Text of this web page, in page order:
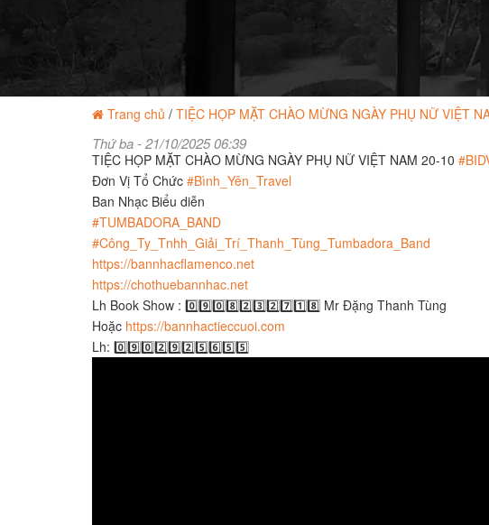
Trang chủ / TIỆC HỌP MẶT CHÀO MỪNG NGÀY PHỤ NỮ VIỆT
Thứ ba - 21/10/2025 06:39
TIỆC HỌP MẶT CHÀO MỪNG NGÀY PHỤ NỮ VIỆT NAM 20-10
Đơn Vị Tổ Chức #Bình_Yên_Travel
Ban Nhạc Biểu diễn
#TUMBADORA_BAND
#Công_Ty_Tnhh_Giải_Trí_Thanh_Tùng_Tumbadora_Band
https://bannhacflamenco.net
https://chothuebannhac.net
Lh Book Show : 0️⃣9️⃣0️⃣8️⃣2️⃣3️⃣2️⃣7️⃣1️⃣8️⃣ Mr Đặng Thanh Tùng
Hoặc https://bannhactieccuoi.com​​​
Lh: 0️⃣9️⃣0️⃣2️⃣9️⃣2️⃣5️⃣6️⃣5️⃣5️⃣